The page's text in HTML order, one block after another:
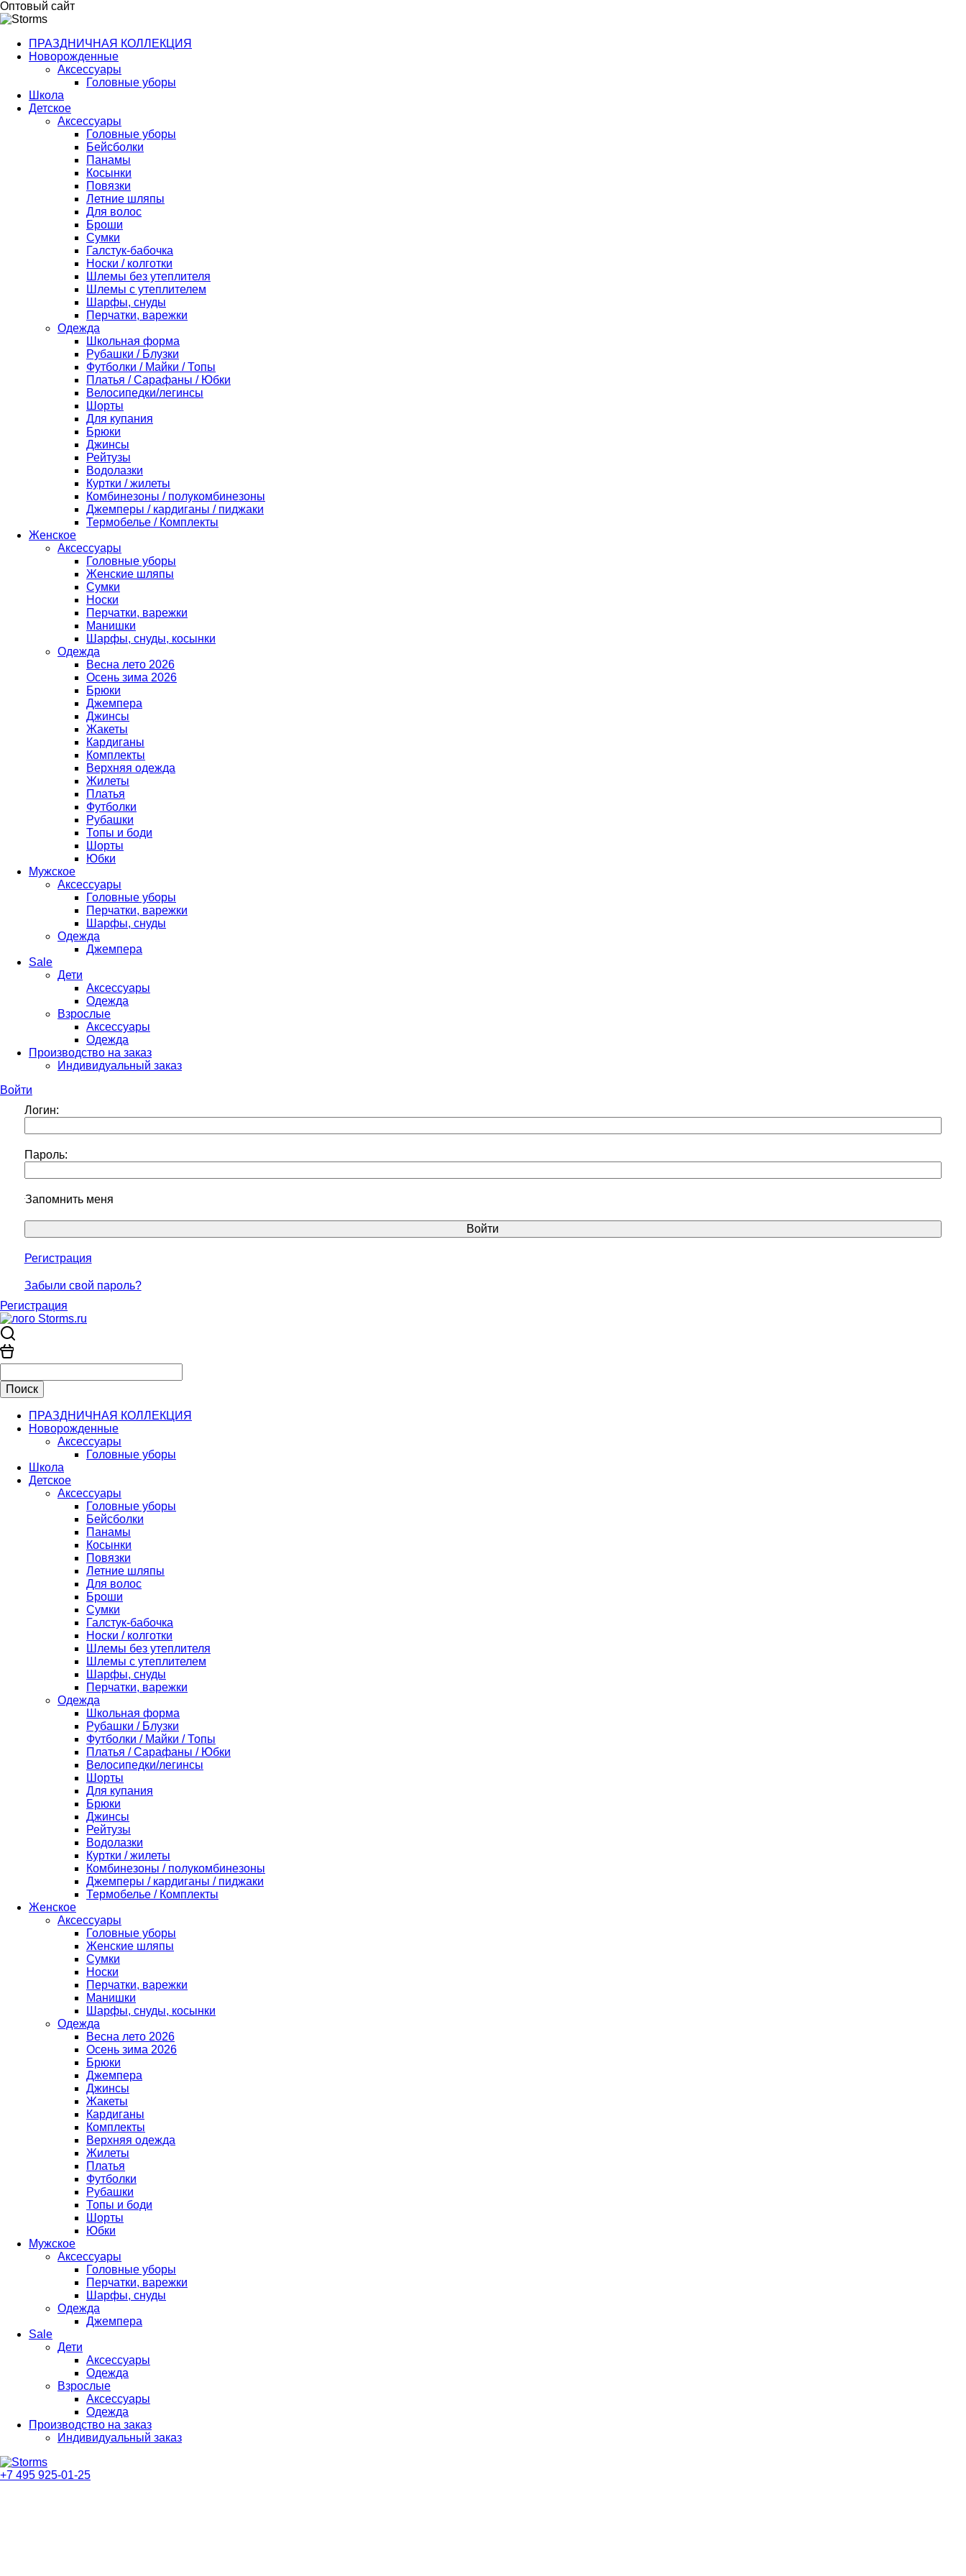
Оптовый сайт
ПРАЗДНИЧНАЯ КОЛЛЕКЦИЯ
Новорожденные
Аксессуары
Головные уборы
Школа
Детское
Аксессуары
Головные уборы
Бейсболки
Панамы
Косынки
Повязки
Летние шляпы
Для волос
Броши
Сумки
Галстук-бабочка
Носки / колготки
Шлемы без утеплителя
Шлемы с утеплителем
Шарфы, снуды
Перчатки, варежки
Одежда
Школьная форма
Рубашки / Блузки
Футболки / Майки / Топы
Платья / Сарафаны / Юбки
Велосипедки/легинсы
Шорты
Для купания
Брюки
Джинсы
Рейтузы
Водолазки
Куртки / жилеты
Комбинезоны / полукомбинезоны
Джемперы / кардиганы / пиджаки
Термобелье / Комплекты
Женское
Аксессуары
Головные уборы
Женские шляпы
Сумки
Носки
Перчатки, варежки
Манишки
Шарфы, снуды, косынки
Одежда
Весна лето 2026
Осень зима 2026
Брюки
Джемпера
Джинсы
Жакеты
Кардиганы
Комплекты
Верхняя одежда
Жилеты
Платья
Футболки
Рубашки
Топы и боди
Шорты
Юбки
Мужское
Аксессуары
Головные уборы
Перчатки, варежки
Шарфы, снуды
Одежда
Джемпера
Sale
Дети
Аксессуары
Одежда
Взрослые
Аксессуары
Одежда
Производство на заказ
Индивидуальный заказ
Войти
Логин:
Пароль:
Запомнить меня
Регистрация
Забыли свой пароль?
Регистрация
ПРАЗДНИЧНАЯ КОЛЛЕКЦИЯ
Новорожденные
Аксессуары
Головные уборы
Школа
Детское
Аксессуары
Головные уборы
Бейсболки
Панамы
Косынки
Повязки
Летние шляпы
Для волос
Броши
Сумки
Галстук-бабочка
Носки / колготки
Шлемы без утеплителя
Шлемы с утеплителем
Шарфы, снуды
Перчатки, варежки
Одежда
Школьная форма
Рубашки / Блузки
Футболки / Майки / Топы
Платья / Сарафаны / Юбки
Велосипедки/легинсы
Шорты
Для купания
Брюки
Джинсы
Рейтузы
Водолазки
Куртки / жилеты
Комбинезоны / полукомбинезоны
Джемперы / кардиганы / пиджаки
Термобелье / Комплекты
Женское
Аксессуары
Головные уборы
Женские шляпы
Сумки
Носки
Перчатки, варежки
Манишки
Шарфы, снуды, косынки
Одежда
Весна лето 2026
Осень зима 2026
Брюки
Джемпера
Джинсы
Жакеты
Кардиганы
Комплекты
Верхняя одежда
Жилеты
Платья
Футболки
Рубашки
Топы и боди
Шорты
Юбки
Мужское
Аксессуары
Головные уборы
Перчатки, варежки
Шарфы, снуды
Одежда
Джемпера
Sale
Дети
Аксессуары
Одежда
Взрослые
Аксессуары
Одежда
Производство на заказ
Индивидуальный заказ
+7 495 925-01-25